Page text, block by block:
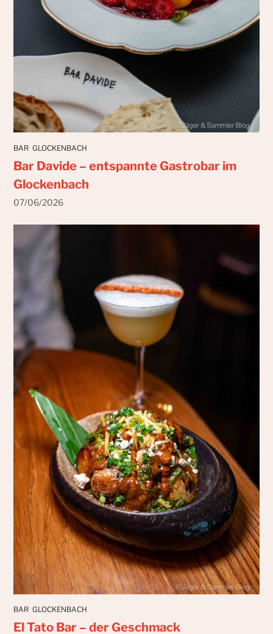
BAR GLOCKENBACH
Bar Davide – entspannte Gastrobar im
Glockenbach
07/06/2026
BAR GLOCKENBACH
El Tato Bar – der Geschmack